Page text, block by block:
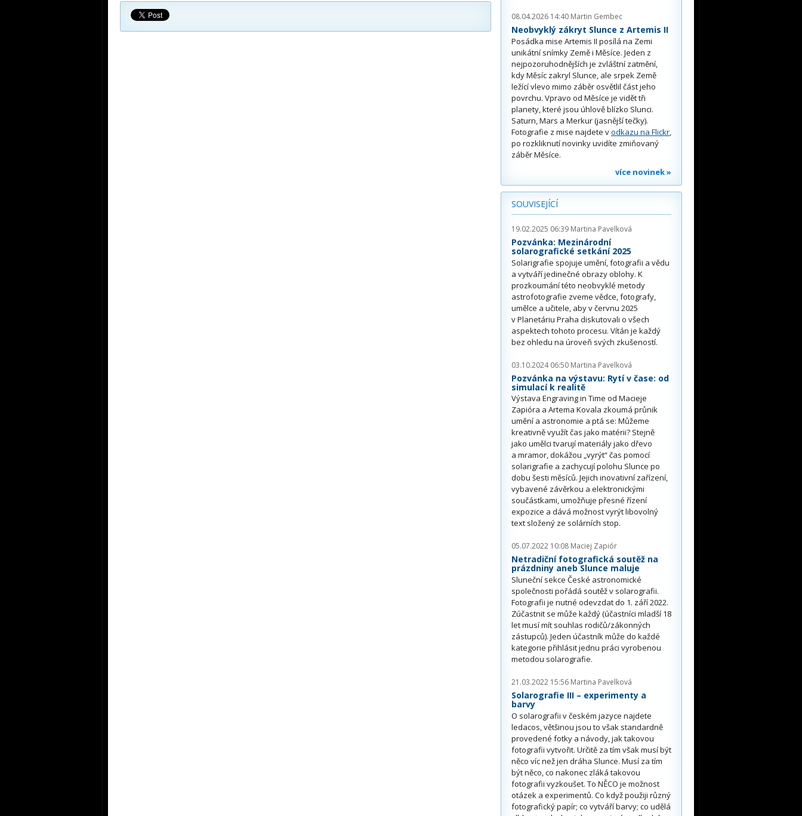
08.04.2026 14:40 Martin Gembec
Neobvyklý zákryt Slunce z Artemis II
Posádka mise Artemis II posílá na Zemi
unikátní snímky Země i Měsíce. Jeden z
nejpozoruhodnějších je zvláštní zatmění,
kdy Měsíc zakryl Slunce, ale srpek Země
ležící vlevo mimo záběr osvětlil část jeho
povrchu. Vpravo od Měsíce je vidět tři
planety, které jsou úhlově blízko Slunci.
Saturn, Mars a Merkur (jasnější tečky).
Fotografie z mise najdete vodkazu na Flickr,
po rozkliknutí novinky uvidíte zmiňovaný
záběr Měsíce.
více novinek »
SOUVISEJÍCÍ
19.02.2025 06:39 Martina Pavelková
Pozvánka: Mezinárodní
solarografické setkání 2025
Solarigrafie spojuje umění, fotografii a vědu
a vytváří jedinečné obrazy oblohy. K
prozkoumání této neobvyklé metody
astrofotografie zveme vědce, fotografy,
umělce a učitele, aby v červnu 2025
v Planetáriu Praha diskutovali o všech
aspektech tohoto procesu. Vítán je každý
bez ohledu na úroveň svých zkušeností.
03.10.2024 06:50 Martina Pavelková
Pozvánka na výstavu: Rytí v čase: od
simulací k realitě
Výstava Engraving in Time od Macieje
Zapióra a Artema Kovala zkoumá průnik
umění a astronomie a ptá se: Můžeme
kreativně využít čas jako matérii? Stejně
jako umělci tvarují materiály jako dřevo
a mramor, dokážou „vyrýt“ čas pomocí
solarigrafie a zachycují polohu Slunce po
dobu šesti měsíců. Jejich inovativní zařízení,
vybavené závěrkou a elektronickými
součástkami, umožňuje přesné řízení
expozice a dává možnost vyrýt libovolný
text složený ze solárních stop.
05.07.2022 10:08 Maciej Zapiór
Netradiční fotografická soutěž na
prázdniny aneb Slunce maluje
Sluneční sekce České astronomické
společnosti pořádá soutěž v solarografii.
Fotografii je nutné odevzdat do 1. září 2022.
Zúčastnit se může každý (účastníci mladší 18
let musí mít souhlas rodičů/zákonných
zástupců). Jeden účastník může do každé
kategorie přihlásit jednu práci vyrobenou
metodou solarografie.
21.03.2022 15:56 Martina Pavelková
Solarografie III – experimenty a
barvy
O solarografii v českém jazyce najdete
ledacos, většinou jsou to však standardně
provedené fotky a návody, jak takovou
fotografii vytvořit. Určitě za tím však musí být
něco víc než jen dráha Slunce. Musí za tím
být něco, co nakonec zláká takovou
fotografii vyzkoušet. To NĚCO je možnost
otázek a experimentů. Co když použiji různý
fotografický papír; co vytváří barvy; co udělá